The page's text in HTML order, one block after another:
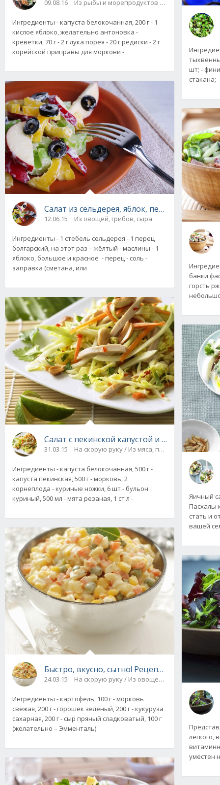
09.08.16 Из рыбы и морепродуктов / Из овощей,
Ингредиенты - капуста белокочанная, 200 г - 1
кислое яблоко, желательно антоновка -
креветки, 70 г - 2 г лука порея - 20 г редиски - 2 г
корейской приправы для моркови -
Салат из сельдерея, яблок, перца и маслин.
12.06.15 Из овощей, грибов, сыра
Ингредиенты - 1 стебель сельдерея - 1 перец
болгарский, на этот раз – жёлтый - маслины - 1
яблоко, большое и красное - перец - соль -
заправка (сметана, или
Салат с пекинской капустой и курицей.
31.03.15 На скорую руку / Из мяса, птицы, яиц / Из
Ингредиенты - капуста белокочанная, 500 г -
капуста пекинская, 500 г - морковь, 2
корнеплода - куриные ножки, 6 шт - бульон
куриный, 500 мл - мята резаная, 1 ст л -
Быстро, вкусно, сытно! Рецепт овощного
24.03.15 На скорую руку / Из овощей, грибов, сыра
Ингредиенты - картофель, 100 г - морковь
свежая, 200 г - горошек зелёный, 200 г - кукуруза
сахарная, 200 г - сыр пряный сладковатый, 100 г
(желательно – Эмменталь)
шт; -
стакана;
банки
горсть
Яичный
стать и
вашей
легкого,
уместен